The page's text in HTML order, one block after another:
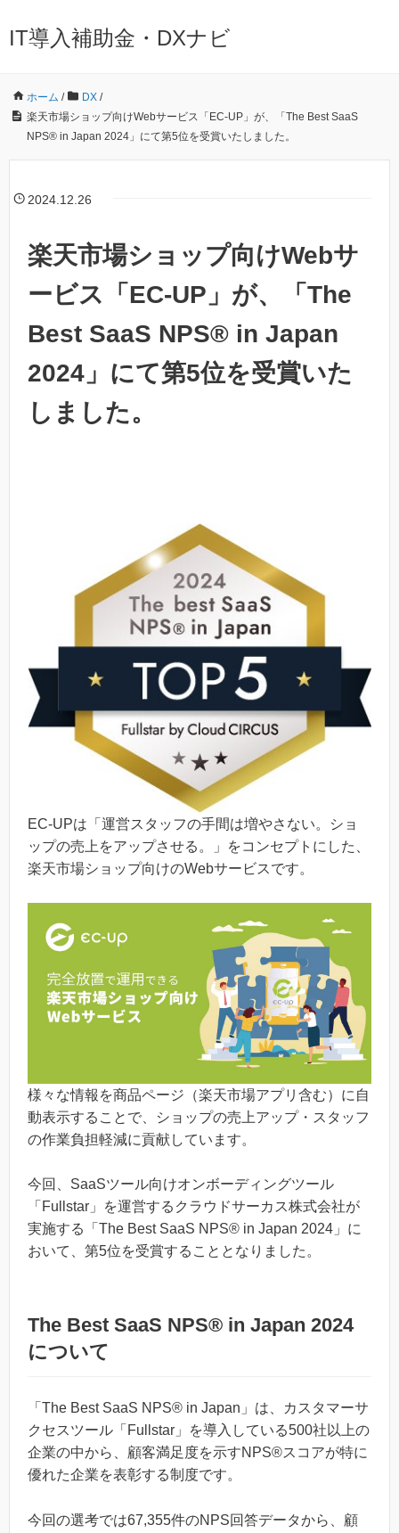
IT導入補助金・DXナビ
ホーム / DX /
楽天市場ショップ向けWebサービス「EC-UP」が、「The Best SaaS
NPS® in Japan 2024」にて第5位を受賞いたしました。
2024.12.26
楽天市場ショップ向けWebサ
ービス「EC-UP」が、「The
Best SaaS NPS® in Japan
2024」にて第5位を受賞いた
しました。
EC-UPは「運営スタッフの手間は増やさない。ショ
ップの売上をアップさせる。」をコンセプトにした、
楽天市場ショップ向けのWebサービスです。
様々な情報を商品ページ（楽天市場アプリ含む）に自
動表示することで、ショップの売上アップ・スタッフ
の作業負担軽減に貢献しています。
今回、SaaSツール向けオンボーディングツール
「Fullstar」を運営するクラウドサーカス株式会社が
実施する「The Best SaaS NPS® in Japan 2024」に
おいて、第5位を受賞することとなりました。
The Best SaaS NPS® in Japan 2024
について
「The Best SaaS NPS® in Japan」は、カスタマーサ
クセスツール「Fullstar」を導入している500社以上の
企業の中から、顧客満足度を示すNPS®スコアが特に
優れた企業を表彰する制度です。
今回の選考では67,355件のNPS回答データから、顧